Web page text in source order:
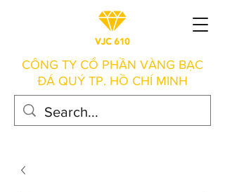
CÔNG TY CỔ PHẦN VÀNG BẠC
ĐÁ QUÝ TP. HỒ CHÍ MINH